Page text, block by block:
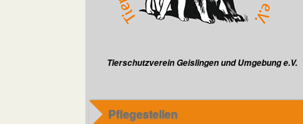
Tierschutzverein Geislingen und Umgebung e.V.
Pflegestellen